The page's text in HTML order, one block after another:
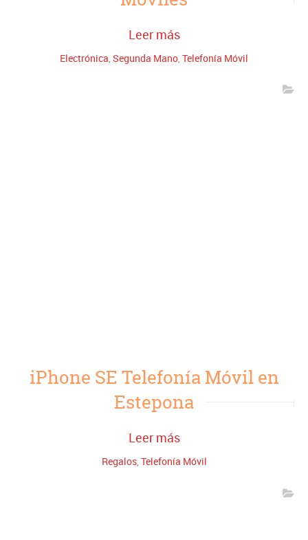
Leer más
Electrónica, Segunda Mano, Telefonía Móvil
iPhone SE Telefonía Móvil en
Estepona
Leer más
Regalos, Telefonía Móvil